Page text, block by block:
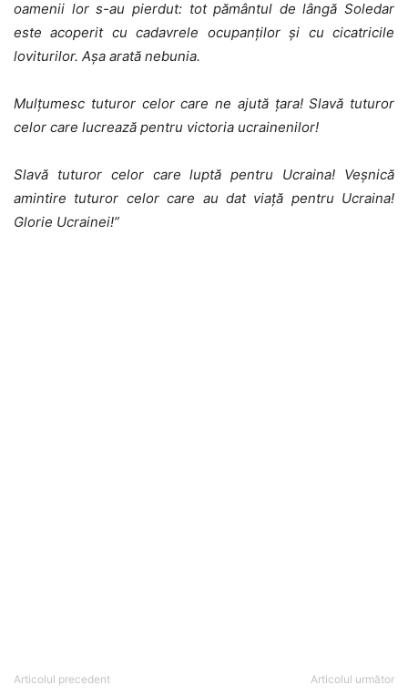
oamenii lor s-au pierdut: tot pământul de lângă Soledar
este acoperit cu cadavrele ocupanților și cu cicatricile
loviturilor. Așa arată nebunia.
Mulțumesc tuturor celor care ne ajută țara! Slavă tuturor
celor care lucrează pentru victoria ucrainenilor!
Slavă tuturor celor care luptă pentru Ucraina! Veșnică
amintire tuturor celor care au dat viață pentru Ucraina!
Glorie Ucrainei!”
Articolul precedent Articolul următor